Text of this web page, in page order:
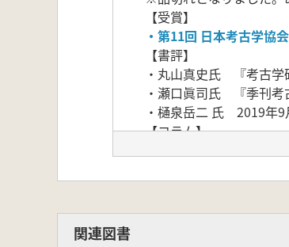
【受賞】
・第11回 日本考古学協
【書評】
・丸山真史氏 『考古学
・瀬口眞司氏 『季刊考
・樋泉岳二 氏 2019年
【コラム】
縄文時代から弥生時代
関連図書